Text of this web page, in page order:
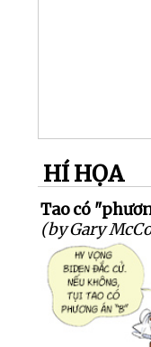
HÍ HỌA
Tao có
(by Gary